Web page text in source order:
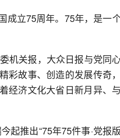
成立75周年。75年，是一
机关报，大众日报与党同
彩故事、创造的发展传奇
经济文化大省日新月异、
起推出“75年75件事·党报